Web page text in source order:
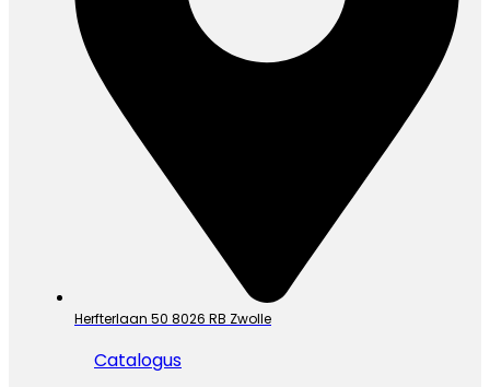
Herfterlaan 50 8026 RB Zwolle
Catalogus